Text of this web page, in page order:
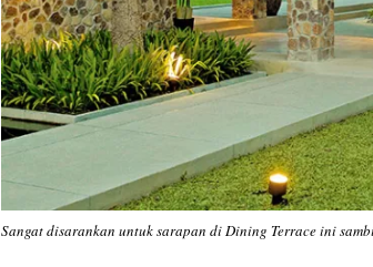
Sangat disarankan untuk sarapan di Dining Terrace ini